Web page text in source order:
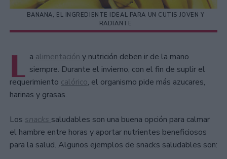
BANANA, EL INGREDIENTE IDEAL PARA UN CUTIS JOVEN Y
RADIANTE
L a alimentación y nutrición deben ir de la mano
siempre. Durante el invierno, con el fin de suplir el
requerimiento calórico, el organismo pide más azucares,
harinas y grasas.
Los snacks saludables son una buena opción para calmar
el hambre entre horas y aportar nutrientes beneficiosos
para la salud. Algunos ejemplos de snacks saludables son: